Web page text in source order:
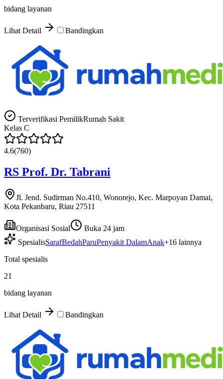
bidang layanan
Lihat Detail Bandingkan
Terverifikasi PemilikRumah Sakit
Kelas C
4.6(760)
RS Prof. Dr. Tabrani
Jl. Jend. Sudirman No.410, Wonorejo, Kec. Marpoyan Damai,
Kota Pekanbaru, Riau 27511
Organisasi Sosial
Buka 24 jam
SpesialisSarafBedahParuPenyakit DalamAnak+16 lainnya
Total spesialis
21
bidang layanan
Lihat Detail Bandingkan